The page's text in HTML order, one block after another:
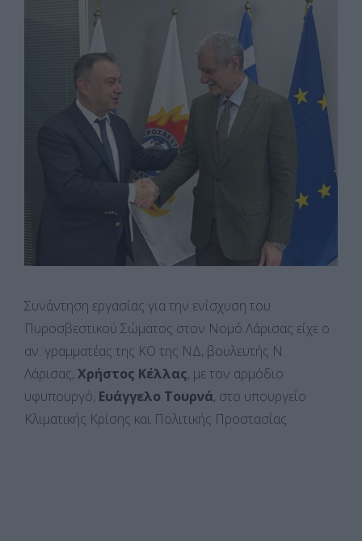
Συνάντηση εργασίας για την ενίσχυση του
Πυροσβεστικού Σώματος στον Νομό Λάρισας είχε ο
αν. γραμματέας της ΚΟ της ΝΔ, βουλευτής Ν.
Λάρισας, Χρήστος Κέλλας, με τον αρμόδιο
υφυπουργό, Ευάγγελο Τουρνά, στο υπουργείο
Κλιματικής Κρίσης και Πολιτικής Προστασίας.